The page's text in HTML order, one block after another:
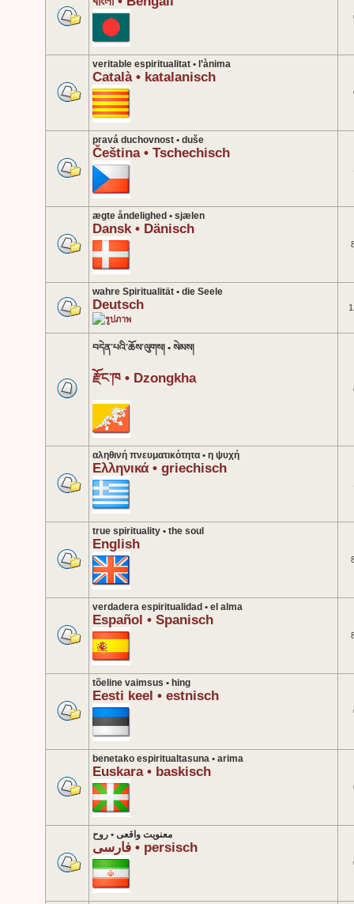
veritable espiritualitat • l’ànima
Català • katalanisch
pravá duchovnost • duše
Čeština • Tschechisch
ægte åndelighed • sjælen
Dansk • Dänisch
wahre Spiritualität • die Seele
Deutsch
བདེན་པའི་ཆོས་ལུགས། • སེམས།
རྫོང་ཁ • Dzongkha
αληθινή πνευματικότητα • η ψυχή
Ελληνικά • griechisch
true spirituality • the soul
English
verdadera espiritualidad • el alma
Español • Spanisch
tõeline vaimsus • hing
Eesti keel • estnisch
benetako espiritualtasuna • arima
Euskara • baskisch
معنویت واقعی • روح
فارسی • persisch